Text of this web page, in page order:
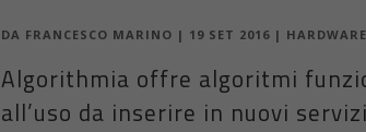
DA FRANCESCO MARINO | 19 SET 2016 |
Algorithmia offre algoritmi
all’uso da inserire in nuovi